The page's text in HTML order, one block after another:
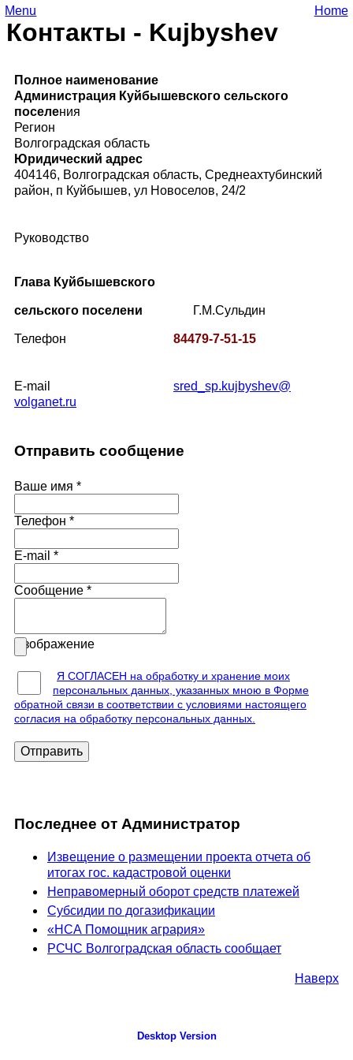
Контакты - Kujbyshev
Menu Home
Полное наименование
Администрация Куйбышевского сельского
поселения
Регион
Волгоградская область
Юридический адрес
404146, Волгоградская область, Среднеахтубинский
район, п Куйбышев, ул Новоселов, 24/2
Руководство
Глава Куйбышевского
сельского поселени Г.М.Сульдин
Телефон 84479-7-51-15
E-mail sred_sp.kujbyshev​@
volganet.ru
Отправить сообщение
Ваше имя *
Телефон *
E-mail *
Сообщение *
Изображение
Я СОГЛАСЕН на обработку и хранение моих
персональных данных, указанных мною в Форме
обратной связи в соответствии с условиями настоящего
согласия на обработку персональных данных.
Отправить
Последнее от Администратор
Извещение о размещении проекта отчета об
итогах гос. кадастровой оценки
Неправомерный оборот средств платежей
Субсидии по догазификации
«НСА Помощник агрария»
РСЧС Волгоградская область сообщает
Наверх
Desktop Version